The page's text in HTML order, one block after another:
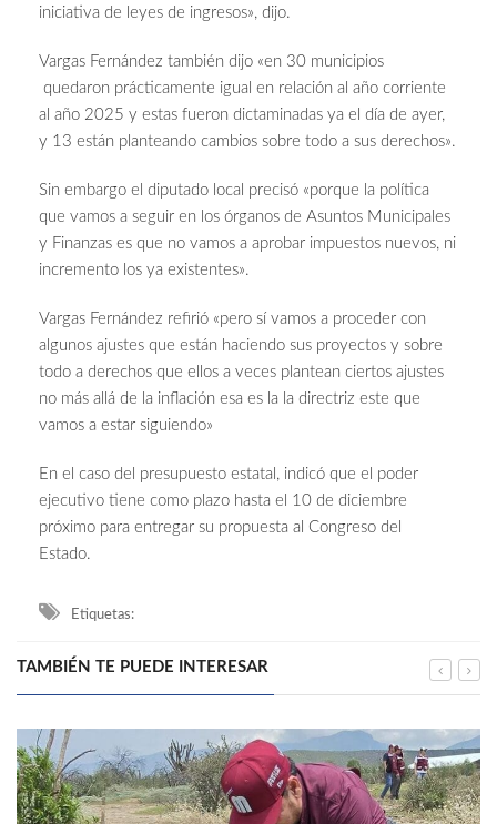
iniciativa de leyes de ingresos», dijo.
Vargas Fernández también dijo «en 30 municipios
quedaron prácticamente igual en relación al año corriente
al año 2025 y estas fueron dictaminadas ya el día de ayer,
y 13 están planteando cambios sobre todo a sus derechos».
Sin embargo el diputado local precisó «porque la política
que vamos a seguir en los órganos de Asuntos Municipales
y Finanzas es que no vamos a aprobar impuestos nuevos, ni
incremento los ya existentes».
Vargas Fernández refirió «pero sí vamos a proceder con
algunos ajustes que están haciendo sus proyectos y sobre
todo a derechos que ellos a veces plantean ciertos ajustes
no más allá de la inflación esa es la la directriz este que
vamos a estar siguiendo»
En el caso del presupuesto estatal, indicó que el poder
ejecutivo tiene como plazo hasta el 10 de diciembre
próximo para entregar su propuesta al Congreso del
Estado.
Etiquetas:
TAMBIÉN TE PUEDE INTERESAR